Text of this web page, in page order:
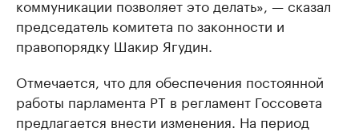
коммуникации позволяет это делать», — сказал
председатель комитета по законности и
правопорядку Шакир Ягудин.
Отмечается, что для обеспечения постоянной
работы парламента РТ в регламент Госсовета
предлагается внести изменения. На период